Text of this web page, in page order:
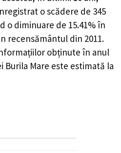
oscădere de 345
o diminuare de 15.41%în
recensământul din 2011.
obținute în anul
Burila Mare este estimată la